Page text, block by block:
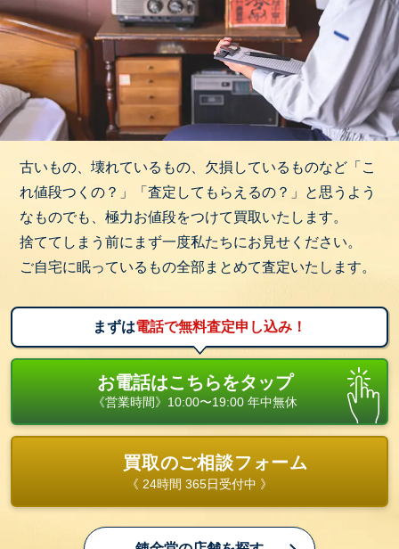
古いもの、壊れているもの、欠損しているものなど「こ
れ値段つくの？」「査定してもらえるの？」と思うよう
なものでも、極力お値段をつけて買取いたします。
捨ててしまう前にまず一度私たちにお見せください。
ご自宅に眠っているもの全部まとめて査定いたします。
まずは電話で無料査定申し込み！
お電話はこちらをタップ
《営業時間》10:00〜19:00 年中無休
買取のご相談フォーム
《 24時間 365日受付中 》